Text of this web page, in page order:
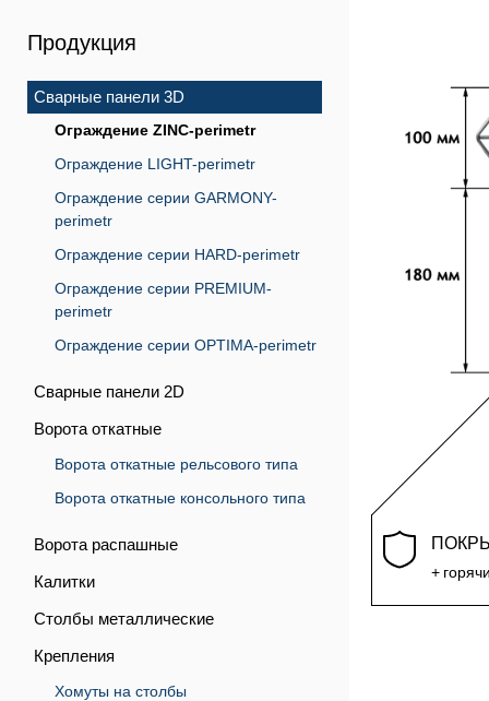
Продукция
Сварные панели 3D
Ограждение ZINC-perimetr
Ограждение LIGHT-perimetr
Ограждение серии GARMONY-
perimetr
Ограждение серии HARD-perimetr
Ограждение серии PREMIUM-
perimetr
Ограждение серии OPTIMA-perimetr
Сварные панели 2D
Ворота откатные
Ворота откатные рельсового типа
Ворота откатные консольного типа
Ворота распашные
Калитки
Столбы металлические
Крепления
Хомуты на столбы